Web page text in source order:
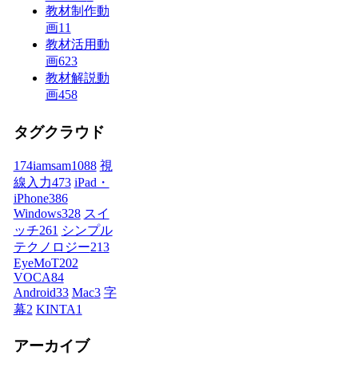
教材制作動
画11
教材活用動
画623
教材解説動
画458
タグクラウド
174iamsam1088 視
線入力473 iPad・
iPhone386
Windows328 スイ
ッチ261 シンプル
テクノロジー213
EyeMoT202
VOCA84
Android33 Mac3 字
幕2 KINTA1
アーカイブ